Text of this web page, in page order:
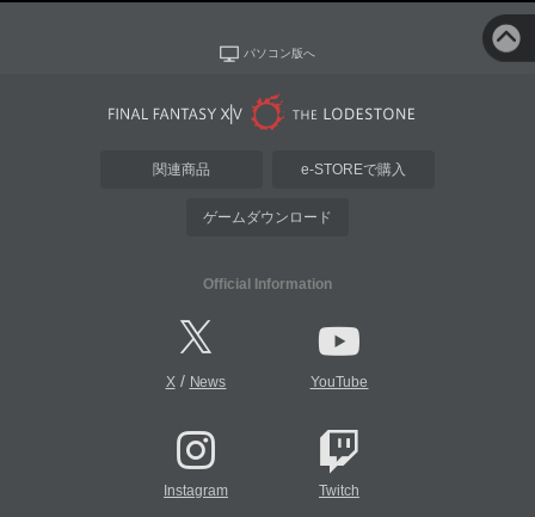
パソコン版へ
関連商品 e-STOREで購入
ゲームダウンロード
Official Information
X/ News YouTube
Instagram Twitch